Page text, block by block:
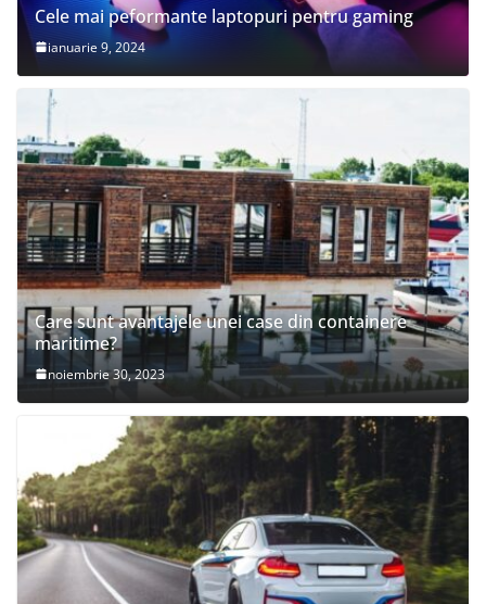
Cele mai peformante laptopuri pentru gaming
ianuarie 9, 2024
Care sunt avantajele unei case din containere
maritime?
noiembrie 30, 2023